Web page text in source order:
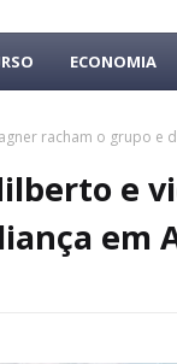
ECONOMIA
racham o grupo e
e
em